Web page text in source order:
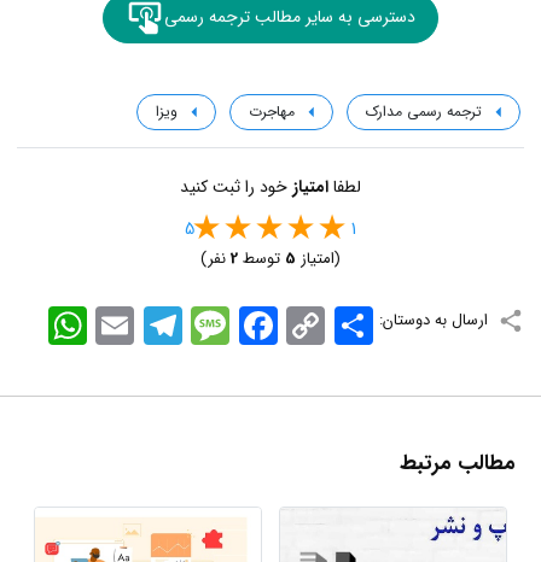
دسترسی به سایر مطالب ترجمه رسمی
ترجمه رسمی مدارک مهاجرت ویزا
لطفاامتیاز خود را ثبت کنید
1
5
(امتیاز 5 توسط2نفر)
ارسال به دوستان: WhatsApp EmailTelegramMessageFacebook Copy
Link
اشتراک
مطالب مرتبط